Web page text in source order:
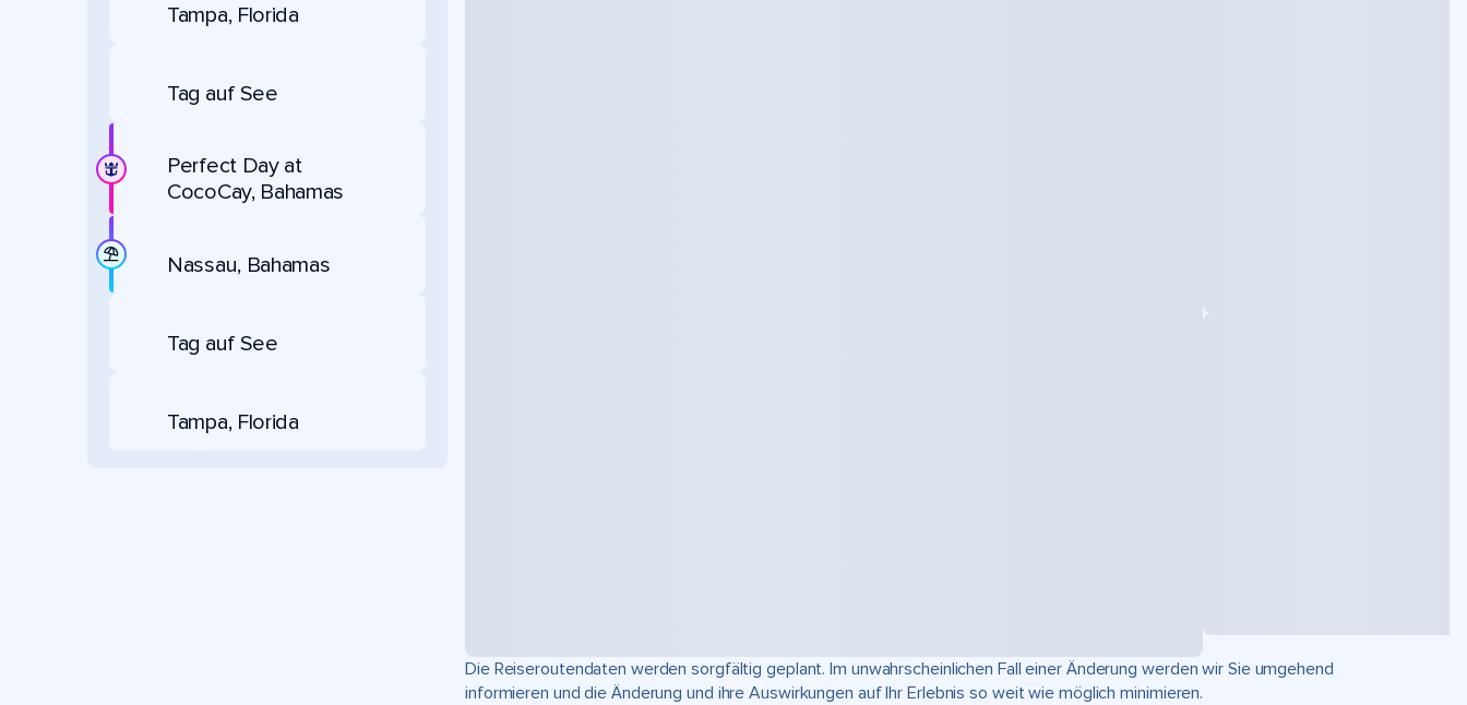
Tampa, Florida
Tag auf See
Perfect Day at
CocoCay, Bahamas
Nassau, Bahamas
Tag auf See
Tampa, Florida
Die Reiseroutendaten werden sorgfältig geplant. Im unwahrscheinlichen Fall einer Änderung werden wir Sie umgehend
informieren und die Änderung und ihre Auswirkungen auf Ihr Erlebnis so weit wie möglich minimieren.